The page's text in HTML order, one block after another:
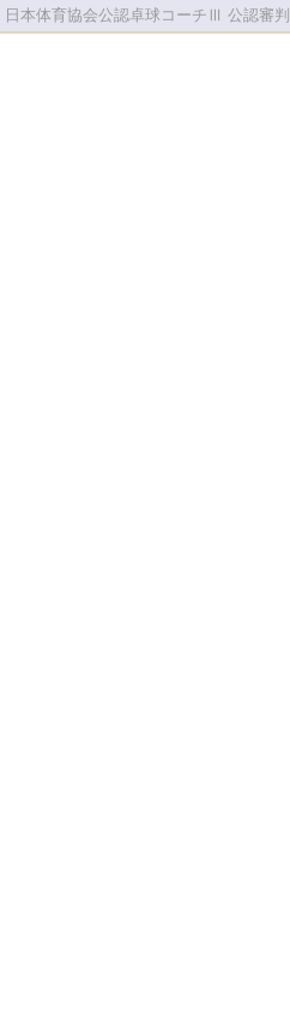
日本体育協会公認卓球コーチⅢ 公認審